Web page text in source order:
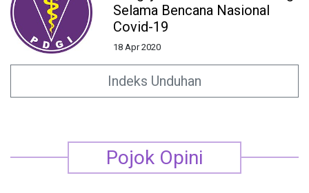
Pengajuan Serkom Dokter Gigi
Selama Bencana Nasional
Covid-19
18 Apr 2020
Indeks Unduhan
Pojok Opini